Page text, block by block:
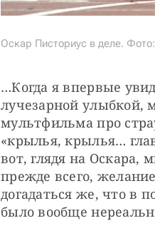
Оскар Писториус в деле.
…Когда я впервые
лучезарной улыбкой,
мультфильма про
«крылья, крылья…
вот, глядя на Оскара,
прежде всего,
догадаться же, что в
было вообще